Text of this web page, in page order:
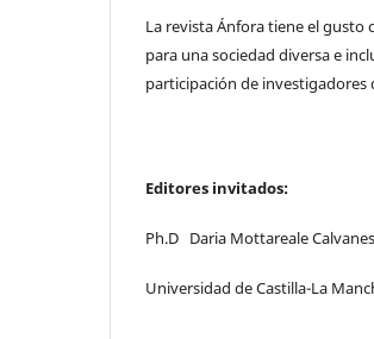
La revista Ánfora tiene el
para una sociedad diversa e
participación de
Editores invitados:
Ph.D Daria Mottareale
Universidad de Castilla-La